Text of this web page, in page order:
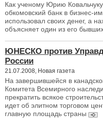
Как ученому Юрию
обкомовский банк в бизнес-
использовал своих денег, а
объясняет один из его
ЮНЕСКО против
России
21.07.2008, Новая газета
На завершившейся в
Комитета Всемирного
прекратить всякое
идет об элитном торговом
главную площадь страны